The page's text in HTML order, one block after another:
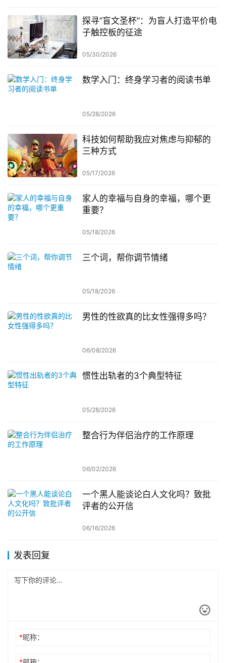
探寻”盲文圣杯”：为盲人打造平价电
子触控板的征途
05/30/2026
数学入门：终身学习者的阅读书单
05/28/2026
科技如何帮助我应对焦虑与抑郁的
三种方式
05/17/2026
家人的幸福与自身的幸福，哪个更
重要？
05/18/2026
三个词，帮你调节情绪
05/18/2026
男性的性欲真的比女性强得多吗？
06/08/2026
惯性出轨者的3个典型特征
05/28/2026
整合行为伴侣治疗的工作原理
06/02/2026
一个黑人能谈论白人文化吗？致批
评者的公开信
06/16/2026
发表回复
*昵称：